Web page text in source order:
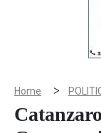
Home >